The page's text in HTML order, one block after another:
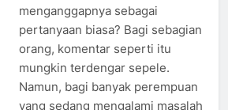
menganggapnya sebagai
pertanyaan biasa? Bagi sebagian
orang, komentar seperti itu
mungkin terdengar sepele.
Namun, bagi banyak perempuan
yang sedang mengalami masalah